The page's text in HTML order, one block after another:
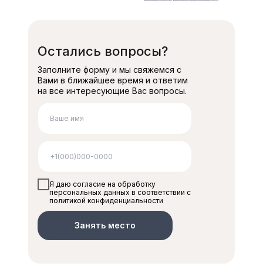
Заполните форму и мы свяжемся с
Вами в ближайшее время и ответим
на все интересующие Вас вопросы.
Остались вопросы?
Я даю согласие на обработку
персональных данных в соответствии с
политикой конфиденциальности
Занять место